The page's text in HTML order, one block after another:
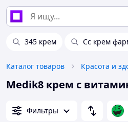
345 крем Сс крем
Каталог товаров Красота и
Medik8 крем с
Фильтры